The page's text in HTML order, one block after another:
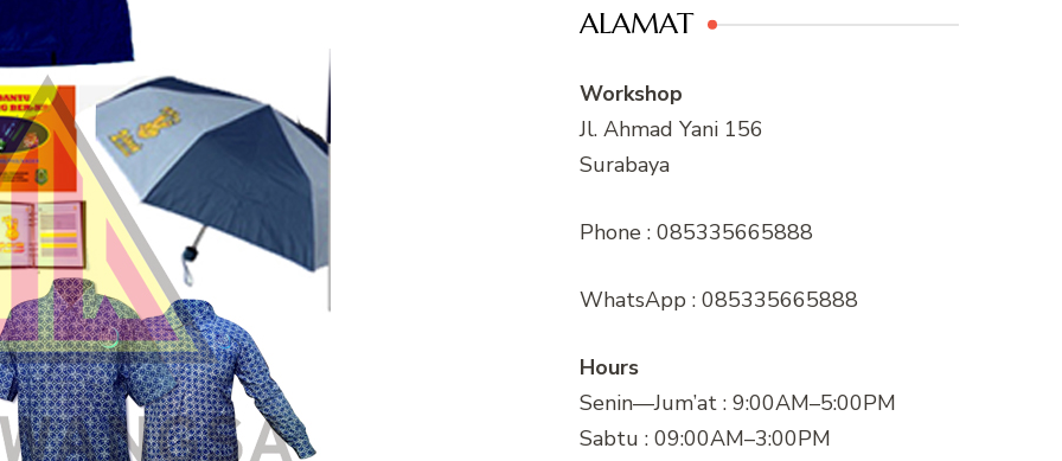
ALAMAT
Workshop
Jl. Ahmad Yani 156
Surabaya
Phone : 085335665888
WhatsApp : 085335665888
Hours
Senin—Jum’at : 9:00AM–5:00PM
Sabtu : 09:00AM–3:00PM